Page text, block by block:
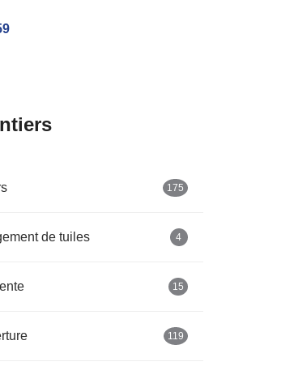
175
de tuiles 4
15
119